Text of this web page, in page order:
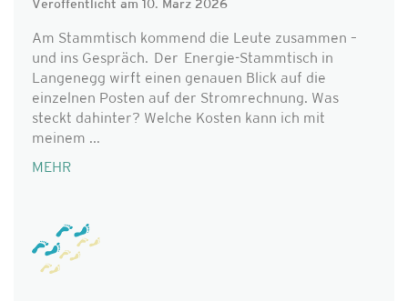
Veröffentlicht am 10. März 2026
Am Stammtisch kommend die Leute zusammen –
und ins Gespräch. Der Energie-Stammtisch in
Langenegg wirft einen genauen Blick auf die
einzelnen Posten auf der Stromrechnung. Was
steckt dahinter? Welche Kosten kann ich mit
meinem ...
MEHR